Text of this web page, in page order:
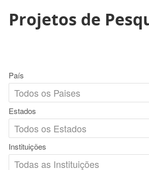
Projetos de
País
Estados
Instituições